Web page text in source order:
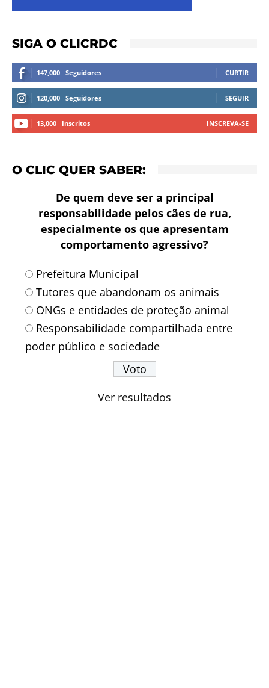
SIGA O CLICRDC
147,000 Seguidores CURTIR
120,000 Seguidores SEGUIR
13,000 Inscritos INSCREVA-SE
O CLIC QUER SABER:
De quem deve ser a principal
responsabilidade pelos cães de rua,
especialmente os que apresentam
comportamento agressivo?
Prefeitura Municipal
Tutores que abandonam os animais
ONGs e entidades de proteção animal
Responsabilidade compartilhada entre
poder público e sociedade
Ver resultados